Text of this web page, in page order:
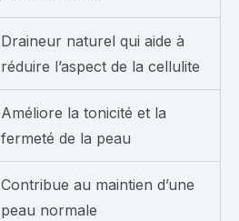
Draineur naturel qui aide à
réduire l’aspect de la cellulite
Améliore la tonicité et la
fermeté de la peau
Contribue au maintien d’une
peau normale